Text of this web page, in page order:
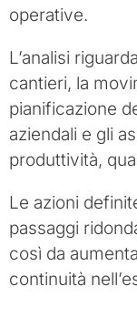
operative.
L’analisi
cantieri, la
pianificazione
aziendali e gli
produttività,
Le azioni
passaggi
così da
continuità